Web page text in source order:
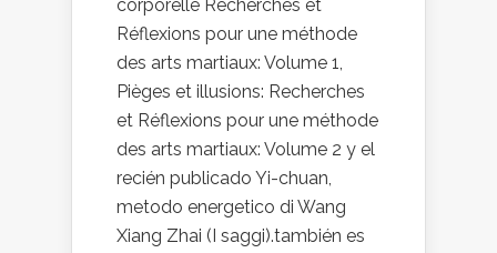
corporelle Recherches et
Réflexions pour une méthode
des arts martiaux: Volume 1,
Pièges et illusions: Recherches
et Réflexions pour une méthode
des arts martiaux: Volume 2 y el
recién publicado Yi-chuan,
metodo energetico di Wang
Xiang Zhai (I saggi).también es